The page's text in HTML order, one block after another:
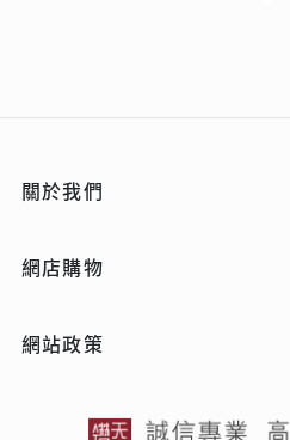
關於我們
網店購物
網站政策